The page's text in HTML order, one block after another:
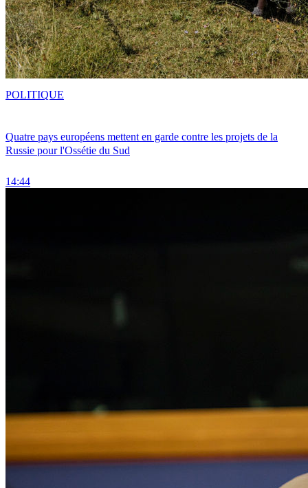
Quatre pays européens mettent en garde contre les projets de la
Russie pour l'Ossétie du Sud
14:44
POLITIQUE